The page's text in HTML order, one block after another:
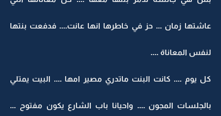
عاشتها زمان ... حز في خاطرها انها عانت.... فدفعت بنتها
لنفس المعاناة ....
كل يوم .... كانت البنت ماتدري مصير امها .... البيت يمتلي
بالجلسات المجون .... واحيانا باب الشارع يكون مفتوح ...